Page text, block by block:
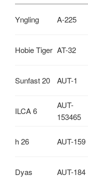
Yngling A-225
Hobie Tiger AT-32
Sunfast 20 AUT-1
ILCA 6
AUT-
153465
h 26 AUT-159
Dyas AUT-184